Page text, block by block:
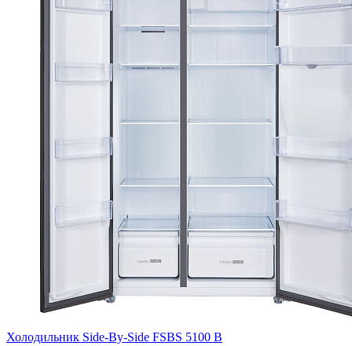
Холодильник Side-By-Side FSBS 5100 B